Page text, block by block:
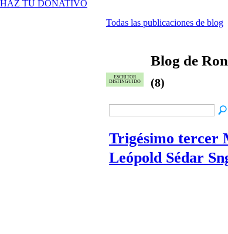
HAZ TU DONATIVO
Todas las publicaciones de blog
ESCRITOR
DISTINGUIDO
Blog de
(8)
Trigésimo tercer
Leópold Sédar